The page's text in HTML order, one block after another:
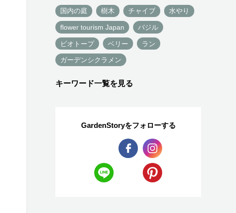
国内の庭 樹木 チャイブ 水やり
flower tourism Japan バジル
ビオトープ ベリー ラン
ガーデンシクラメン
キーワード一覧を見る
GardenStoryをフォローする